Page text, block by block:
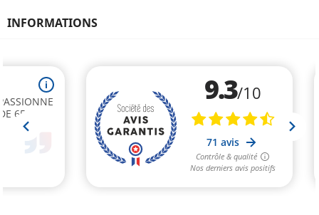
INFORMATIONS